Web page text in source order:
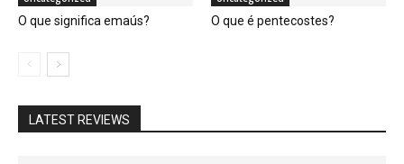
O que significa emaús? O que é pentecostes?
LATEST REVIEWS